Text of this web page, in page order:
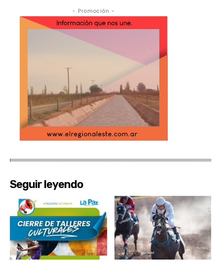
- Promoción -
Seguir leyendo